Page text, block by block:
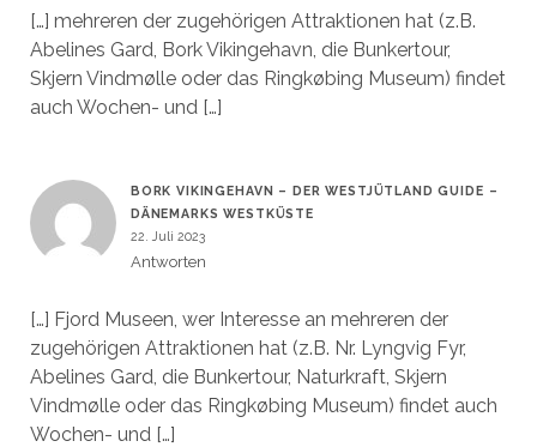
[…] mehreren der zugehörigen Attraktionen hat (z.B.
Abelines Gard, Bork Vikingehavn, die Bunkertour,
Skjern Vindmølle oder das Ringkøbing Museum) findet
auch Wochen- und […]
BORK VIKINGEHAVN – DER WESTJÜTLAND GUIDE –
DÄNEMARKS WESTKÜSTE
22. Juli 2023
Antworten
[…] Fjord Museen, wer Interesse an mehreren der
zugehörigen Attraktionen hat (z.B. Nr. Lyngvig Fyr,
Abelines Gard, die Bunkertour, Naturkraft, Skjern
Vindmølle oder das Ringkøbing Museum) findet auch
Wochen- und […]